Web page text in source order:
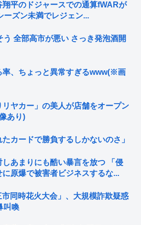
翔平のドジャースでの通算fWARが
ズン未満でレジェン...
全部高市が悪い さっき発泡酒開
率、ちょっと異常すぎるwww(※画
リヤカー」の美人が店舗をオープン
あり)
カードで勝負するしかないのさ」
あまりにも酷い暴言を放つ 「侵
原爆で被害者ビジネスするな...
同時花火大会」、大規模詐欺疑惑
叫喚